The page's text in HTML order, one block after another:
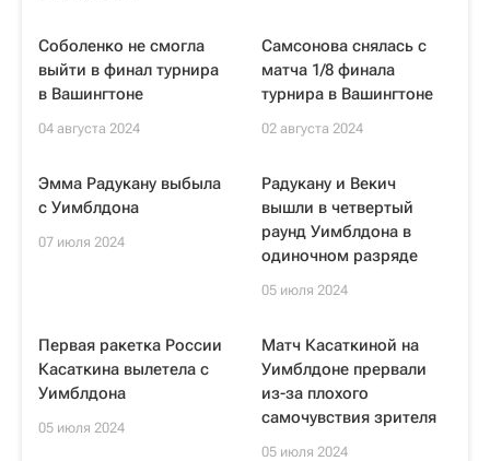
Соболенко не смогла
выйти в финал турнира
в Вашингтоне
04 августа 2024
Самсонова снялась с
матча 1/8 финала
турнира в Вашингтоне
02 августа 2024
Эмма Радукану выбыла
с Уимблдона
07 июля 2024
Радукану и Векич
вышли в четвертый
раунд Уимблдона в
одиночном разряде
05 июля 2024
Первая ракетка России
Касаткина вылетела с
Уимблдона
05 июля 2024
Матч Касаткиной на
Уимблдоне прервали
из-за плохого
самочувствия зрителя
05 июля 2024